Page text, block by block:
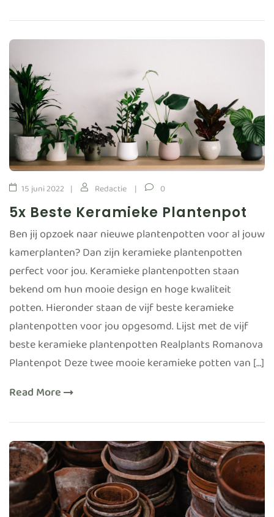
15 juni 2022 Redactie 0
5x Beste Keramieke Plantenpot
Ben jij opzoek naar nieuwe plantenpotten voor al jouw
kamerplanten? Dan zijn keramieke plantenpotten
perfect voor jou. Keramieke plantenpotten staan
bekend om hun mooie design en hoge kwaliteit
potten. Hieronder staan de vijf beste keramieke
plantenpotten voor jou opgesomd. Lijst met de vijf
beste keramieke plantenpotten Realplants Romanova
Plantenpot Deze twee mooie keramieke potten van […]
Read More